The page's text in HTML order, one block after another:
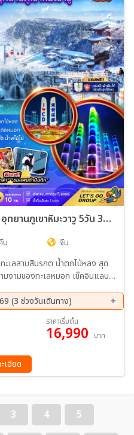
ทัวร์จีน เฉิงตู อุทยานปี้เผิงโกว อุทยานภูเขาหิมะวาวู 5วัน 3คืน (3U)
น
จีน
ะเลสาบสีมรกต น้ำตกไป่หลง สุด
มงามของทะเลหมอก เช็คอินแลนด์
(3 ช่วงวันเดินทาง)
23 ธ.ค. 69 - 27 ธ.ค. 69
ราคาเริ่มต้น
16,990 บาท
เอียด
3 4
5